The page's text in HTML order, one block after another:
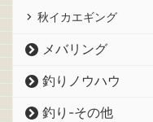
秋イカエギング
メバリング
釣りノウハウ
釣り-その他